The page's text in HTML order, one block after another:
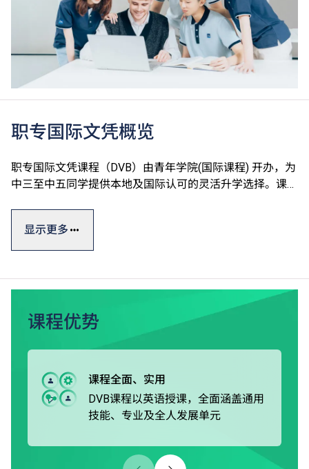
职专国际文凭概览
职专国际文凭课程（DVB）由青年学院(国际课程) 开办，为
中三至中五同学提供本地及国际认可的灵活升学选择。课程
有助于本地及其他地方升学。
的设计、工程、运动的专业单元皆采用英国BTEC第三级延
伸文凭课程，学生可按兴趣选修，并透过专题研习提升知识
和技能。
修毕职专国际课程后，学生可选择升读本地或非本地大学，
显示更多
课程优势
课程全面、实用
DVB课程以英语授课，全面涵盖通用
技能、专业及全人发展单元